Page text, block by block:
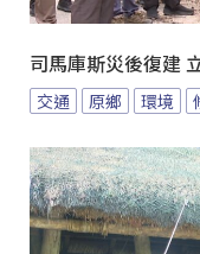
司馬庫斯災後復建
交通 原鄉 環境